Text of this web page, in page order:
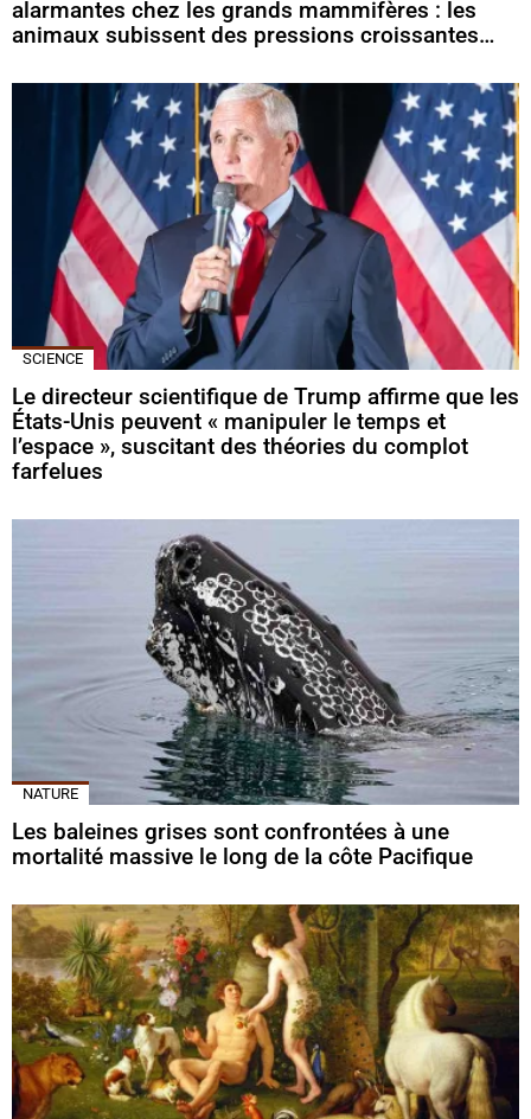
alarmantes chez les grands mammifères : les
animaux subissent des pressions croissantes…
SCIENCE
Le directeur scientifique de Trump affirme que les
États-Unis peuvent « manipuler le temps et
l’espace », suscitant des théories du complot
farfelues
NATURE
Les baleines grises sont confrontées à une
mortalité massive le long de la côte Pacifique